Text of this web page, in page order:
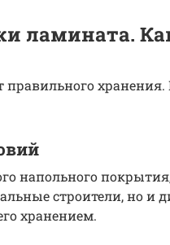
ламината.
хранения.
напольного
строители, но и
хранением.